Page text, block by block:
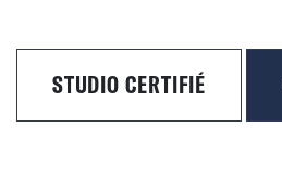
STUDIO CERTIFIÉ